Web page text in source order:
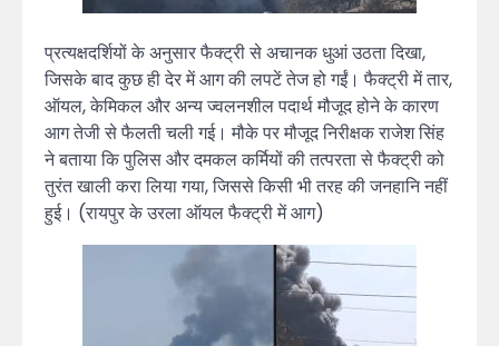
प्रत्यक्षदर्शियों के अनुसार फैक्ट्री से अचानक धुआं उठता दिखा,
जिसके बाद कुछ ही देर में आग की लपटें तेज हो गईं। फैक्ट्री में तार,
ऑयल, केमिकल और अन्य ज्वलनशील पदार्थ मौजूद होने के कारण
आग तेजी से फैलती चली गई। मौके पर मौजूद निरीक्षक राजेश सिंह
ने बताया कि पुलिस और दमकल कर्मियों की तत्परता से फैक्ट्री को
तुरंत खाली करा लिया गया, जिससे किसी भी तरह की जनहानि नहीं
हुई। (रायपुर के उरला ऑयल फैक्ट्री में आग)